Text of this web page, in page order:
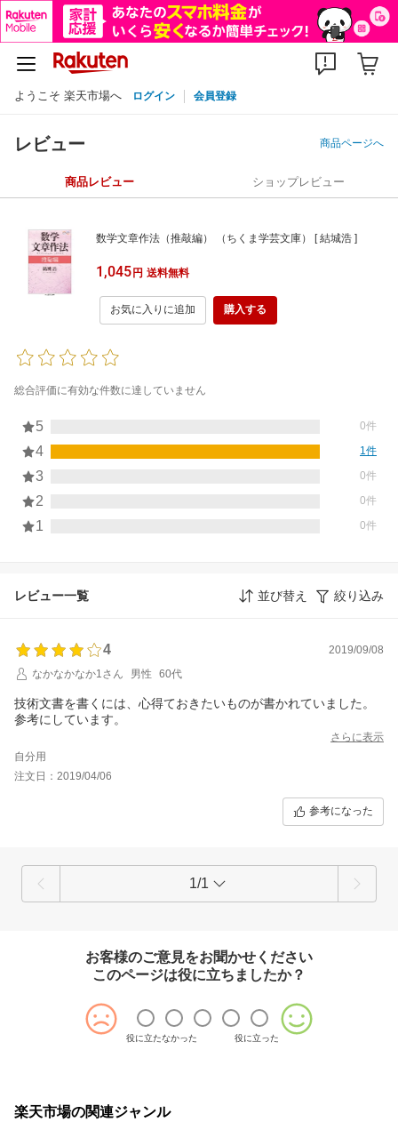
ようこそ 楽天市場へ ログイン 会員登録
レビュー 商品ページへ
商品レビュー ショップレビュー
数学文章作法（推敲編） （ちくま学芸文庫） [ 結城浩 ]
1,045円 送料無料
お気に入りに追加 購入する
総合評価に有効な件数に達していません
5 0件
4 1件
3 0件
2 0件
1 0件
レビュー一覧 並び替え 絞り込み
4
2019/09/08
なかなかなか1さん
男性 60代
技術文書を書くには、心得ておきたいものが書かれていました。
参考にしています。
さらに表示
自分用
注文日：2019/04/06
参考になった
1/1
お客様のご意見をお聞かせください
このページは役に立ちましたか？
役に立たなかった 役に立った
楽天市場の関連ジャンル